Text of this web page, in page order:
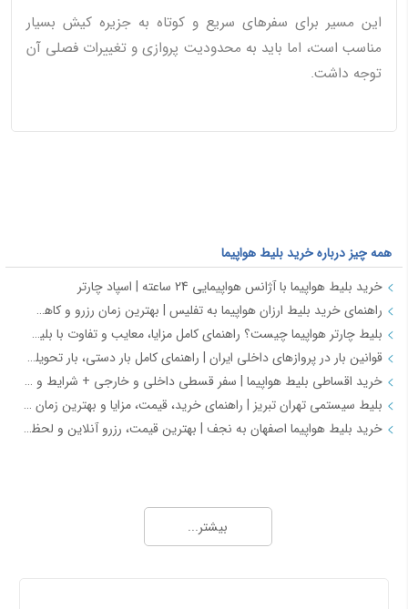
این مسیر برای سفرهای سریع و کوتاه به جزیره کیش بسیار
مناسب است، اما باید به محدودیت پروازی و تغییرات فصلی آن
توجه داشت.
همه چیز درباره خرید بلیط هواپیما
خرید بلیط هواپیما با آژانس هواپیمایی 24 ساعته | اسپاد چارتر
راهنمای خرید بلیط ارزان هواپیما به تفلیس | بهترین زمان رزرو و کاهش هزینه سفر
بلیط چارتر هواپیما چیست؟ راهنمای کامل مزایا، معایب و تفاوت با بلیط سیستمی
قوانین بار در پروازهای داخلی ایران | راهنمای کامل بار دستی، بار تحویلی و مقررات حمل بار
خرید اقساطی بلیط هواپیما | سفر قسطی داخلی و خارجی + شرایط و مدارک | اسپادچارتر
بلیط سیستمی تهران تبریز | راهنمای خرید، قیمت، مزایا و بهترین زمان رزرو
خرید بلیط هواپیما اصفهان به نجف | بهترین قیمت، رزرو آنلاین و لحظه آخری
خرید بلیط چارتری و لحظه آخری هواپیما از اسپادچارتر 724
بیشتر...